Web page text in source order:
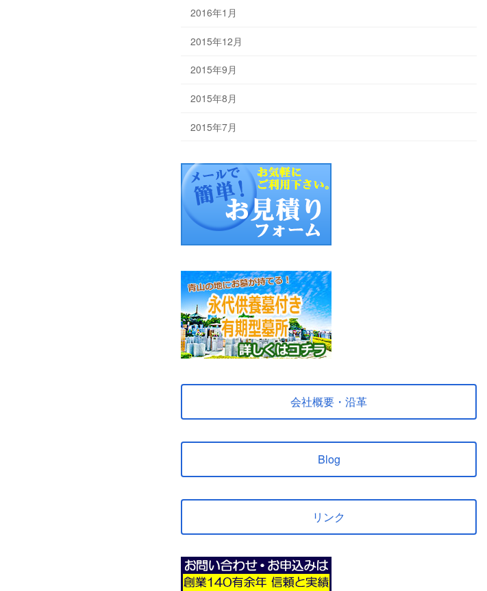
2016年1月
2015年12月
2015年9月
2015年8月
2015年7月
会社概要・沿革
Blog
リンク